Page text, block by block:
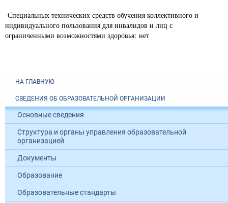
Специальных технических средств обучения коллективного и
индивидуального пользования для инвалидов и лиц с
ограниченными возможностями здоровья: нет
НА ГЛАВНУЮ
СВЕДЕНИЯ ОБ ОБРАЗОВАТЕЛЬНОЙ ОРГАНИЗАЦИИ
Основные сведения
Структура и органы управления образовательной
организацией
Документы
Образование
Образовательные стандарты